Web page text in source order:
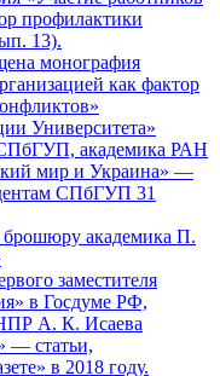
монография
как фактор
брошюру академика П.